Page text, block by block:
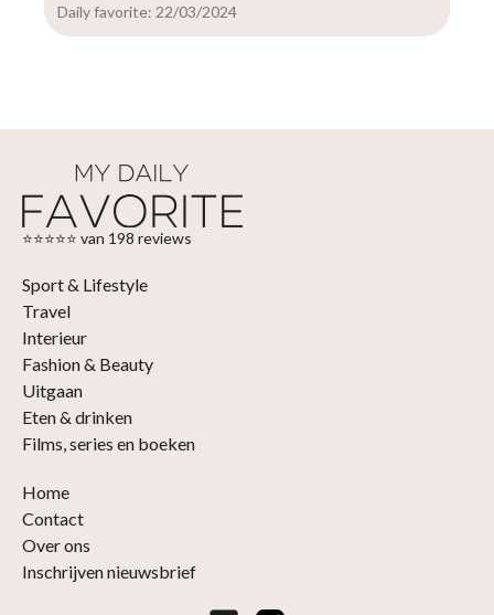
Daily favorite: 22/03/2024
⭐⭐⭐⭐⭐ van 198 reviews
Sport & Lifestyle
Travel
Interieur
Fashion & Beauty
Uitgaan
Eten & drinken
Films, series en boeken
Home
Contact
Over ons
Inschrijven nieuwsbrief